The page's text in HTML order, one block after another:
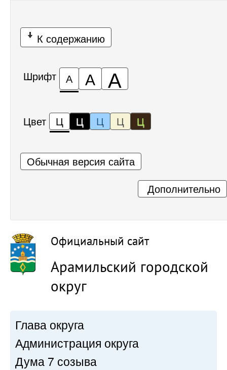
К содержанию
Шрифт А А А
Цвет Ц Ц Ц Ц Ц
Обычная версия сайта
Дополнительно
Официальный сайт
Арамильский городской
округ
Глава округа
Администрация округа
Дума 7 созыва